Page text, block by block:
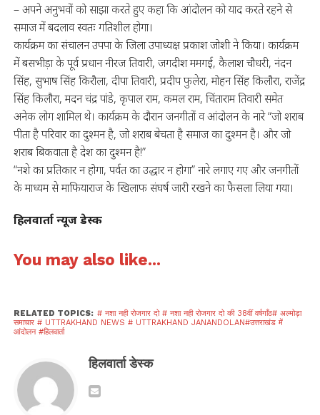
– अपने अनुभवों को साझा करते हुए कहा कि आंदोलन को याद करते रहने से
समाज में बदलाव स्वतः गतिशील होगा।
कार्यक्रम का संचालन उपपा के जिला उपाध्यक्ष प्रकाश जोशी ने किया। कार्यक्रम
में बसभीड़ा के पूर्व प्रधान नीरज तिवारी, जगदीश ममगई, कैलाश चौधरी, नंदन
सिंह, सुभाष सिंह किरौला, दीपा तिवारी, प्रदीप फुलेरा, मोहन सिंह किलौरा, राजेंद्र
सिंह किलौरा, मदन चंद्र पांडे, कृपाल राम, कमल राम, चिंताराम तिवारी समेत
अनेक लोग शामिल थे। कार्यक्रम के दौरान जनगीतों व आंदोलन के नारे “जो शराब
पीता है परिवार का दुश्मन है, जो शराब बेचता है समाज का दुश्मन है। और जो
शराब बिकवाता है देश का दुश्मन है!”
“नशे का प्रतिकार न होगा, पर्वत का उद्धार न होगा” नारे लगाए गए और जनगीतों
के माध्यम से माफियाराज के खिलाफ संघर्ष जारी रखने का फैसला लिया गया।
हिलवार्ता न्यूज डेस्क
You may also like...
RELATED TOPICS: # नशा नही रोजगार दो # नशा नही रोजगार दो की 38वीं वर्षगाँठ# अल्मोड़ा
समाचार # UTTRAKHAND NEWS # UTTRAKHAND JANANDOLAN#उत्तराखंड में
आंदोलन #हिलवार्ता
हिलवार्ता डेस्क